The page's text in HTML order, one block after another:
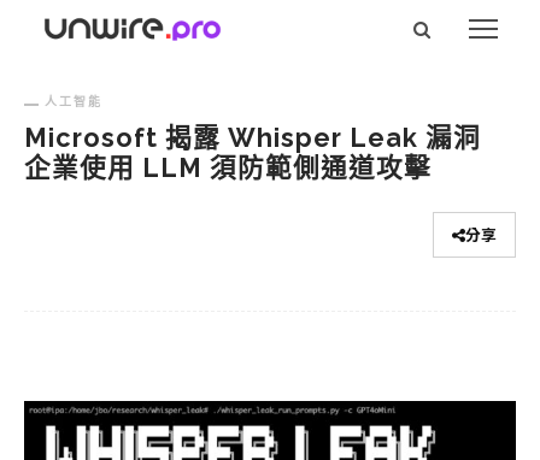
人工智能
Microsoft 揭露 Whisper Leak 漏洞
企業使用 LLM 須防範側通道攻擊
分享